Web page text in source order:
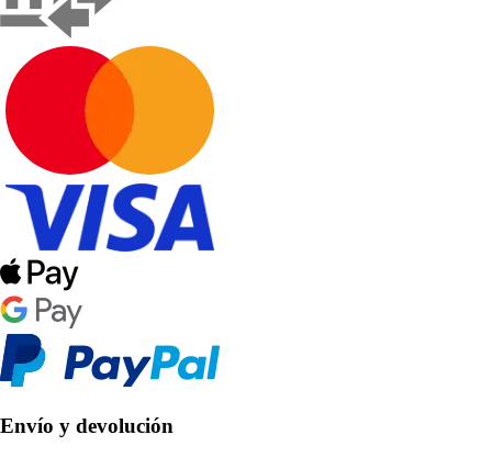
Envío y devolución